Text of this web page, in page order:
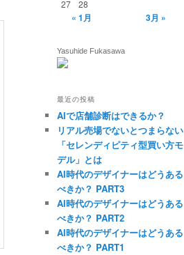
27
28
« 1月 3月 »
Yasuhide Fukasawa
最近の投稿
AIで店舗診断はできるか？
リアル売場でないとつまらない
「セレンディピティ型買い方モ
デル」とは
AI時代のデザイナーはどうある
べきか？ PART3
AI時代のデザイナーはどうある
べきか？ PART2
AI時代のデザイナーはどうある
べきか？ PART1